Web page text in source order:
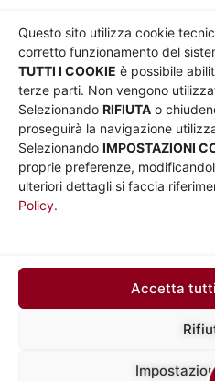
Questo sito utilizza cookie
corretto funzionamento del
TUTTI I COOKIE è possibile
terze parti. Non vengono
Selezionando RIFIUTA o
proseguirà la navigazione
Selezionando IMPOSTAZIONI
proprie preferenze,
ulteriori dettagli si faccia
Policy.
Accetta
Chi siamo
Governance
Whistleblowing
Co-Marketing
Social media policy
Informativa Cookie
Informativa Sito web e
social media
UTILITÀ
Car Sharing Roma
Sede legale in via Silvio